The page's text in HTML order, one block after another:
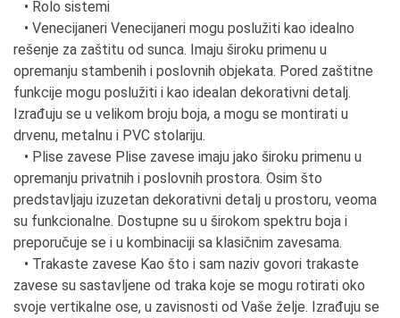
• Rolo sistemi
• Venecijaneri Venecijaneri mogu poslužiti kao idealno
rešenje za zaštitu od sunca. Imaju široku primenu u
opremanju stambenih i poslovnih objekata. Pored zaštitne
funkcije mogu poslužiti i kao idealan dekorativni detalj.
Izrađuju se u velikom broju boja, a mogu se montirati u
drvenu, metalnu i PVC stolariju.
• Plise zavese Plise zavese imaju jako široku primenu u
opremanju privatnih i poslovnih prostora. Osim što
predstavljaju izuzetan dekorativni detalj u prostoru, veoma
su funkcionalne. Dostupne su u širokom spektru boja i
preporučuje se i u kombinaciji sa klasičnim zavesama.
• Trakaste zavese Kao što i sam naziv govori trakaste
zavese su sastavljene od traka koje se mogu rotirati oko
svoje vertikalne ose, u zavisnosti od Vaše želje. Izrađuju se